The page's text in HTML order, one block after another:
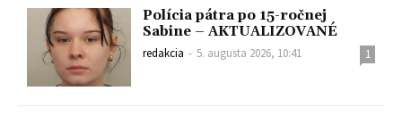
Polícia pátra po 15-ročnej
Sabine – AKTUALIZOVANÉ
redakcia - 5. augusta 2026, 10:41 1